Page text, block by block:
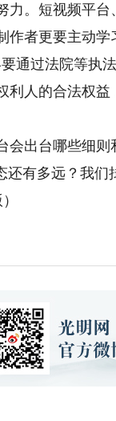
力。短视频平
作者更要主动
通过法院等执
利人的合法权
出台哪些细则
有多远？我们